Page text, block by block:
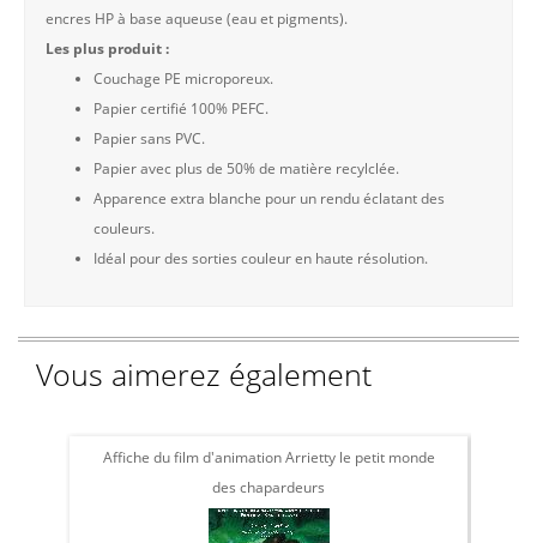
encres HP à base aqueuse (eau et pigments).
Les plus produit :
Couchage PE microporeux.
Papier certifié 100% PEFC.
Papier sans PVC.
Papier avec plus de 50% de matière recylclée.
Apparence extra blanche pour un rendu éclatant des
couleurs.
Idéal pour des sorties couleur en haute résolution.
Vous aimerez également
Affiche du film d'animation Arrietty le petit monde
des chapardeurs